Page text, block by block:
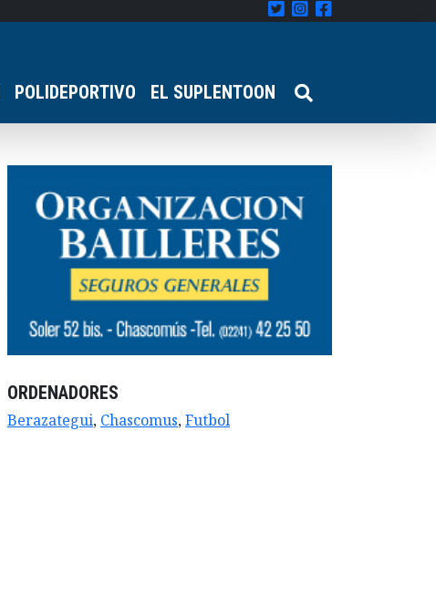
POLIDEPORTIVO EL SUPLENTOON
ORDENADORES
Berazategui, Chascomus,Futbol